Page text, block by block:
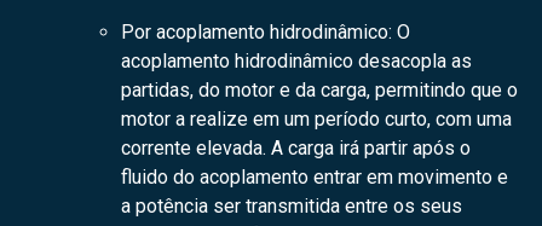
Por acoplamento hidrodinâmico: O
acoplamento hidrodinâmico desacopla as
partidas, do motor e da carga, permitindo que o
motor a realize em um período curto, com uma
corrente elevada. A carga irá partir após o
fluido do acoplamento entrar em movimento e
a potência ser transmitida entre os seus